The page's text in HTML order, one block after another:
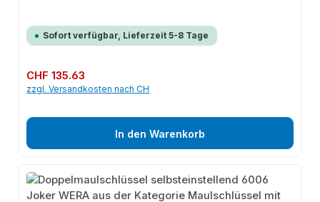
Sofort verfügbar, Lieferzeit 5-8 Tage
Regulärer Preis:
CHF 135.63
zzgl. Versandkosten nach CH
In den Warenkorb